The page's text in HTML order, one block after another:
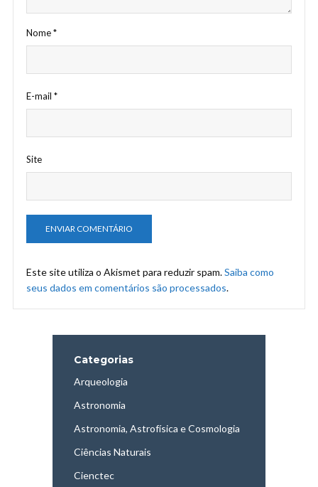
Nome*
E-mail *
Site
Este site utiliza o Akismet para reduzir spam.Saiba como
seus dados em comentários são processados.
Categorias
Arqueologia
Astronomia
Astronomia, Astrofísica e Cosmologia
Ciências Naturais
Cienctec